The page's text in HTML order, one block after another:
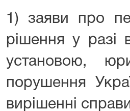
1) заяви про
рішення у разі
установою,
порушення
вирішенні